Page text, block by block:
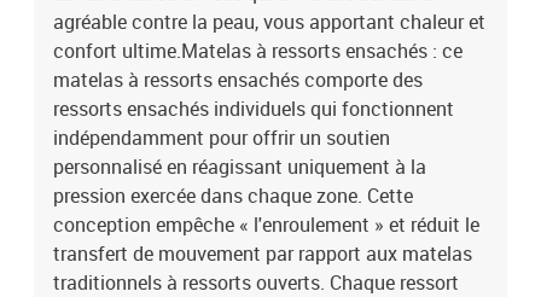
polyester)Matériau de remplissage : mousseDimensions : 120 x
200 x 5 cm (l x L x H)Housse amovible et lavableBande LED
:Longueur : 55 cmTension : c.c. 5 VLongueur du câble USB : 150
cmLongueur du câble d'alimentation : 30 cmIndice IP : IP65Avec
symbole de coupe à ciseauxLa livraison contient :1 x cadre de lit1
x tête de lit1 x matelas1 x surmatelas1 x Bande LED
agréable contre la peau, vous apportant chaleur et
confort ultime.Matelas à ressorts ensachés : ce
matelas à ressorts ensachés comporte des
ressorts ensachés individuels qui fonctionnent
indépendamment pour offrir un soutien
personnalisé en réagissant uniquement à la
pression exercée dans chaque zone. Cette
conception empêche « l'enroulement » et réduit le
transfert de mouvement par rapport aux matelas
traditionnels à ressorts ouverts. Chaque ressort